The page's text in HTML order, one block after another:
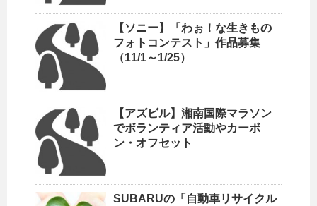
【ソニー】「わぉ！な生きもの
フォトコンテスト」作品募集
（11/1～1/25）
【アズビル】湘南国際マラソン
でボランティア活動やカーボ
ン・オフセット
SUBARUの「自動車リサイクル